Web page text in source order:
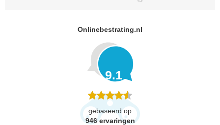
Onlinebestrating.nl
9.1
gebaseerd op
946 ervaringen